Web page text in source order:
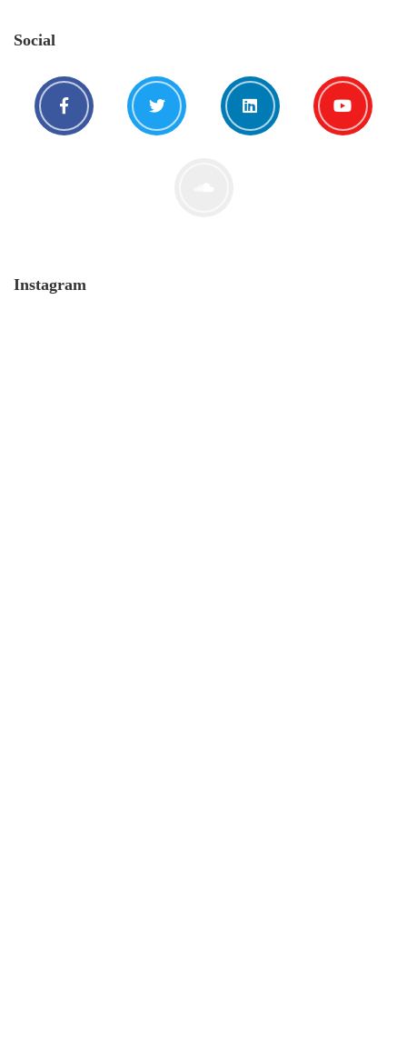
Social
Instagram